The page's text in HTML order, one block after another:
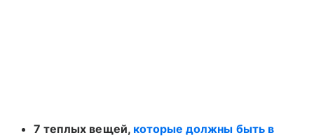
7 теплых вещей, которые должны быть в